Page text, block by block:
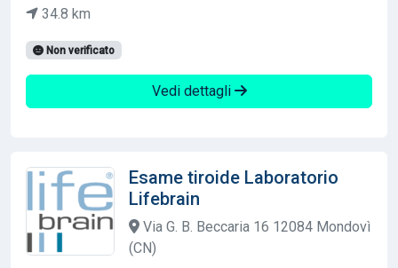
34.8 km
Non verificato
Vedi dettagli
Esame tiroide Laboratorio
Lifebrain
Via G. B. Beccaria 16 12084 Mondovì
(CN)